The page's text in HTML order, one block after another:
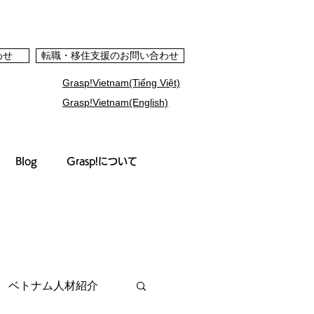
せ 転職・移住支援のお問い合わせ
Grasp!Vietnam(Tiếng Việt)
Grasp!Vietnam(English)
Blog Grasp!について
ベトナム人材紹介